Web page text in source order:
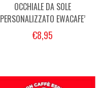
OCCHIALE DA SOLE
PERSONALIZZATO EWACAFE’
€8,95